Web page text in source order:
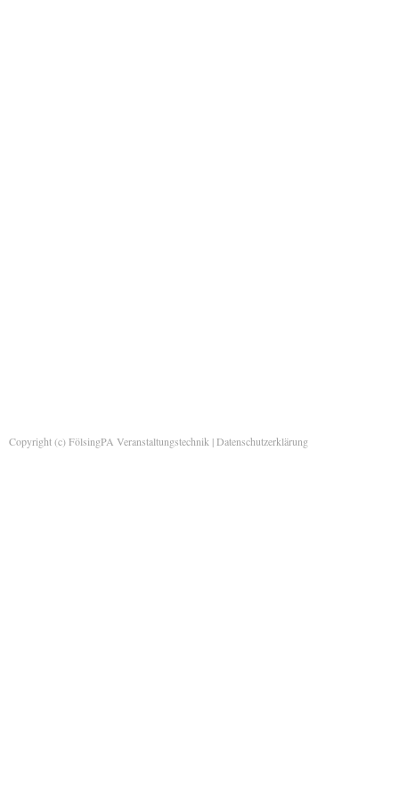
Copyright (c) FölsingPA Veranstaltungstechnik |Datenschutzerklärung